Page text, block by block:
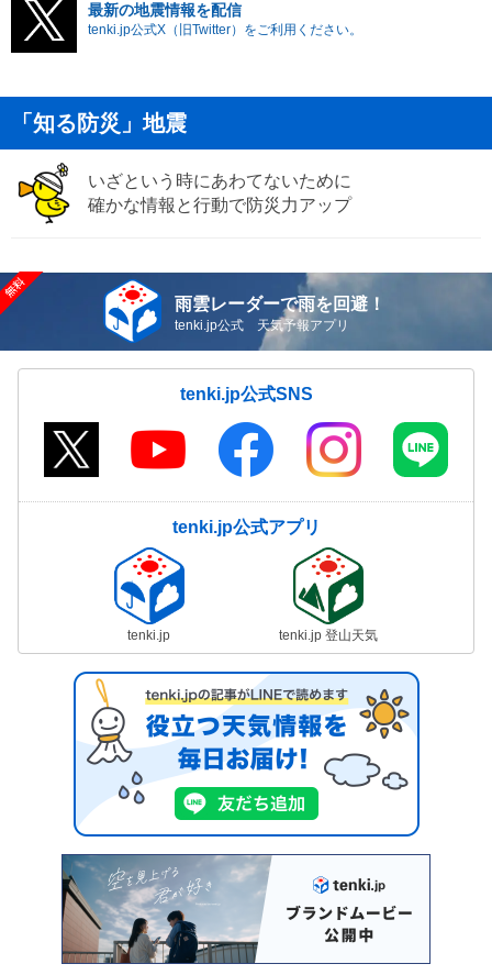
最新の地震情報を配信
tenki.jp公式X（旧Twitter）をご利用ください。
「知る防災」地震
いざという時にあわてないために
確かな情報と行動で防災力アップ
雨雲レーダーで雨を回避！
tenki.jp公式 天気予報アプリ
tenki.jp公式SNS
tenki.jp公式アプリ
tenki.jp tenki.jp 登山天気